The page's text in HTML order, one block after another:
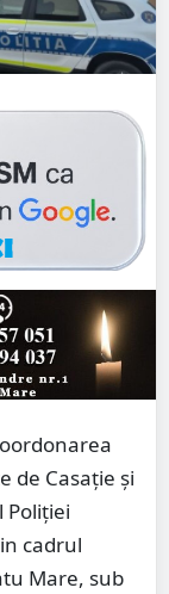
de Casație și
Poliției
cadrul
Mare, sub